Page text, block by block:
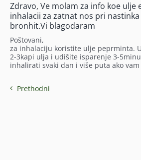
Zdravo, Ve molam za info koe ulje
inhalacii za zatnat nos pri nastinka
bronhit.Vi blagodaram
Poštovani,
za inhalaciju koristite ulje peprminta.
2-3kapi ulja i udišite isparenje 3-
inhalirati svaki dan i više puta ako vam
Prethodni